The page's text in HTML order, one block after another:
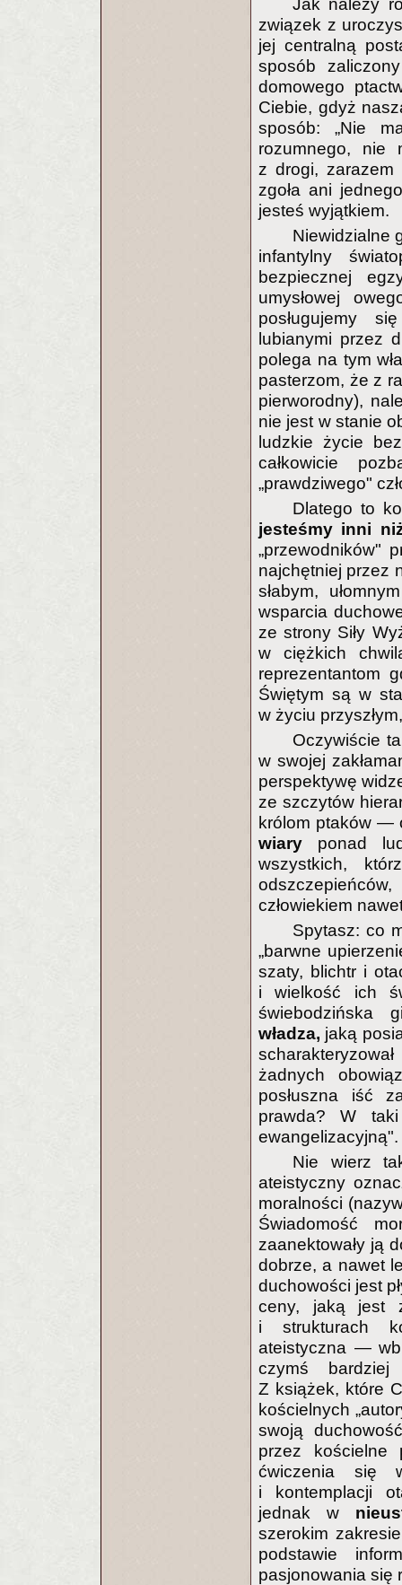
związek z
jej centralną
sposób
domowego
Ciebie, gdyż
sposób: „Nie
rozumnego, nie
z drogi,
zgoła ani
jesteś wyjątkiem.
Niewidzialne
infantylny
bezpiecznej
umysłowej
posługujemy
lubianymi przez
polega na tym
pasterzom, że z
pierworodny),
nie jest w stanie
ludzkie życie
całkowicie
„prawdziwego"
Dlatego to
jesteśmy inni
„przewodników"
najchętniej przez
słabym,
wsparcia
ze strony Siły
w ciężkich
reprezentantom
Świętym są w
w życiu
Oczywiście
w swojej
perspektywę
ze szczytów
królom ptaków —
wiary ponad
wszystkich,
człowiekiem
Spytasz: co
„barwne
szaty, blichtr i
i wielkość ich
świebodzińska
władza, jaką
żadnych
posłuszna iść
prawda? W
ewangelizacyjną".
Nie wierz
ateistyczny
moralności
Świadomość
zaanektowały ją
dobrze, a nawet
duchowości jest
ceny, jaką jest
i strukturach
ateistyczna —
czymś bardziej
Z książek, które
kościelnych
swoją
przez kościelne
ćwiczenia się
i kontemplacji
jednak w
szerokim
podstawie
pasjonowania się